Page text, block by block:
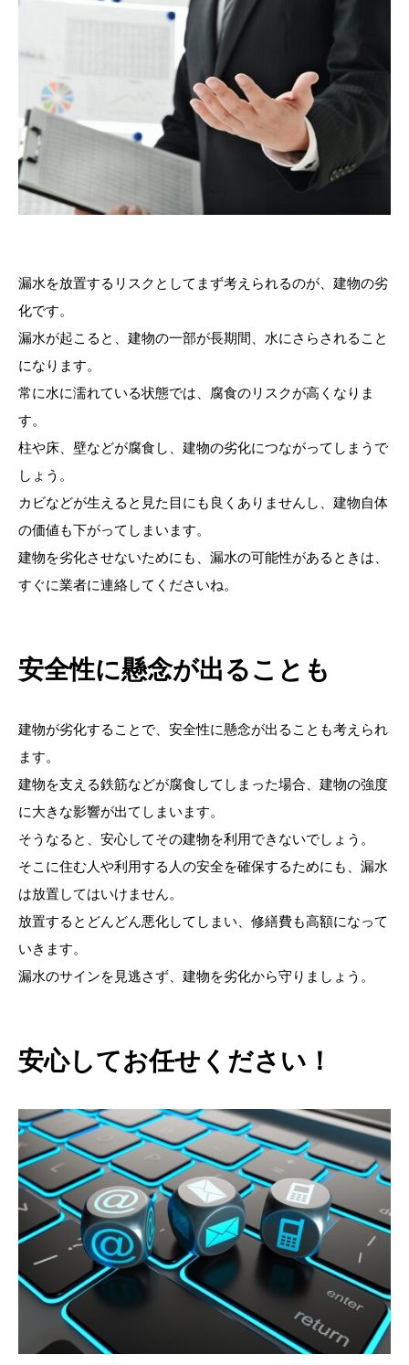
漏水を放置するリスクとしてまず考えられるのが、建物の劣
化です。
漏水が起こると、建物の一部が長期間、水にさらされること
になります。
常に水に濡れている状態では、腐食のリスクが高くなりま
す。
柱や床、壁などが腐食し、建物の劣化につながってしまうで
しょう。
カビなどが生えると見た目にも良くありませんし、建物自体
の価値も下がってしまいます。
建物を劣化させないためにも、漏水の可能性があるときは、
すぐに業者に連絡してくださいね。
安全性に懸念が出ることも
建物が劣化することで、安全性に懸念が出ることも考えられ
ます。
建物を支える鉄筋などが腐食してしまった場合、建物の強度
に大きな影響が出てしまいます。
そうなると、安心してその建物を利用できないでしょう。
そこに住む人や利用する人の安全を確保するためにも、漏水
は放置してはいけません。
放置するとどんどん悪化してしまい、修繕費も高額になって
いきます。
漏水のサインを見逃さず、建物を劣化から守りましょう。
安心してお任せください！